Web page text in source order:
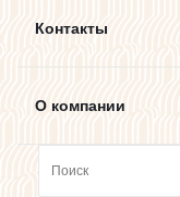
Контакты
О компании